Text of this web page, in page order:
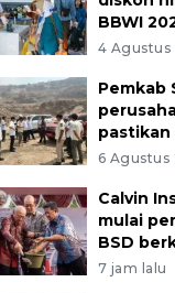
BBWI
4 Agustus
Pemkab
6 Agustus
Calvin
mulai
BSD
7 jam lalu